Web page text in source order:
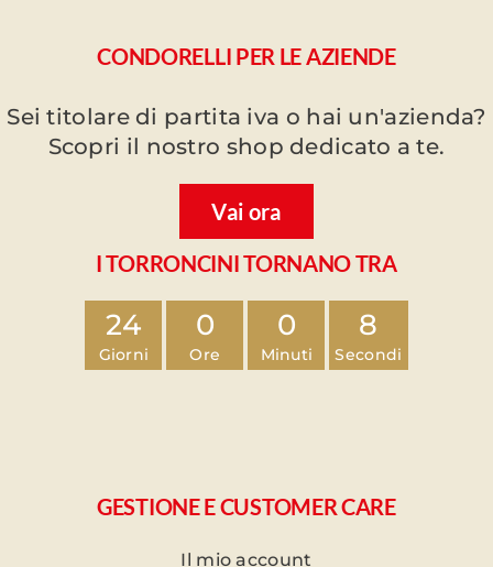
CONDORELLI PER LE AZIENDE
Sei titolare di partita iva o hai un'azienda?
Scopri il nostro shop dedicato a te.
Vai ora
I TORRONCINI TORNANO TRA
24
Giorni
0
Ore
0
Minuti
8
Secondi
GESTIONE E CUSTOMER CARE
Il mio account